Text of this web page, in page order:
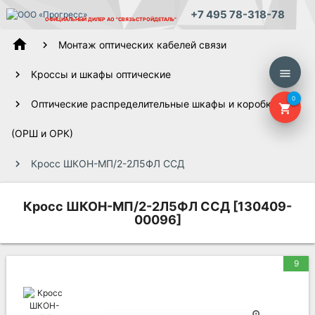
ОФИЦИАЛЬНЫЙ ДИЛЕР АО "СВЯЗЬСТРОЙДЕТАЛЬ" +7 495 78-318-78
menu
shopping_cart
0
home Монтаж оптических кабелей связи
Кроссы и шкафы оптические
Оптические распределительные шкафы и коробки
(ОРШ и ОРК)
Кросс ШКОН-МП/2-2Л5ФЛ ССД
Кросс ШКОН-МП/2-2Л5ФЛ ССД [130409-
00096]
9